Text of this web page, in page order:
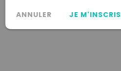
ANNULER JE M'INSCRIS